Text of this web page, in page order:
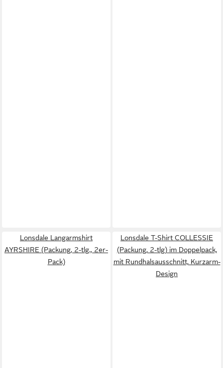
Lonsdale Langarmshirt
AYRSHIRE (Packung, 2-tlg., 2er-
Pack)
Lonsdale T-Shirt COLLESSIE
(Packung, 2-tlg) im Doppelpack,
mit Rundhalsausschnitt, Kurzarm-
Design